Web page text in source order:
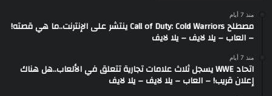
منذ 7 أيام
مصطلح Call of Duty: Cold Warriors ينتشر على الإنترنت..ما هي قصته!
– العاب – يلا لايف – يلا لايف
منذ 7 أيام
اتحاد WWE يسجل ثلاث علامات تجارية تتعلق في الألعاب..هل هناك
إعلان قريب! – العاب – يلا لايف – يلا لايف